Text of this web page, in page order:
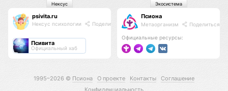
psivita.ru
Нексус психологии Поделиться
Псивита
Официальный хаб
Нексус
Псиона
Метаорганизм Поделиться
Официальные ресурсы:
Экосистема
1995–2026 © Псиона О проекте Контакты
Соглашение
Конфиденциальность